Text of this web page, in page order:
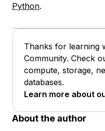
Python.
Thanks for learning
Community. Check
compute, storage,
databases.
Learn more about
About the author